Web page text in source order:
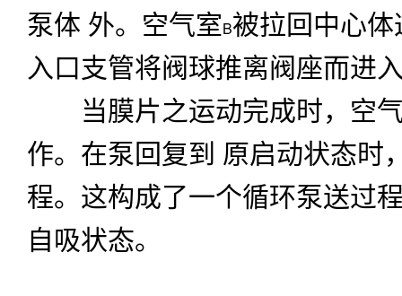
泵体 外。空气室B被拉回中心
入口支管将阀球推离阀座而进
当膜片之运动完成时，空气
作。在泵回复到 原启动状态时
程。这构成了一个循环泵送过
自吸状态。